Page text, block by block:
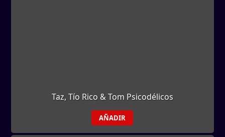
Taz, Tío Rico & Tom Psicodélicos
AÑADIR